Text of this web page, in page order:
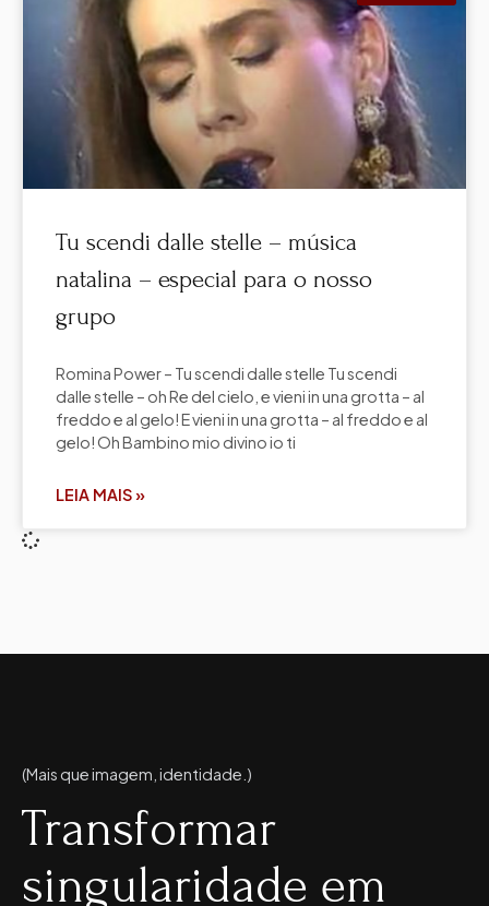
Tu scendi dalle stelle – música
natalina – especial para o nosso
grupo
Romina Power – Tu scendi dalle stelle Tu scendi
dalle stelle – oh Re del cielo, e vieni in una grotta – al
freddo e al gelo! E vieni in una grotta – al freddo e al
gelo! Oh Bambino mio divino io ti
LEIA MAIS »
(Mais que imagem, identidade.)
Transformar
singularidade em